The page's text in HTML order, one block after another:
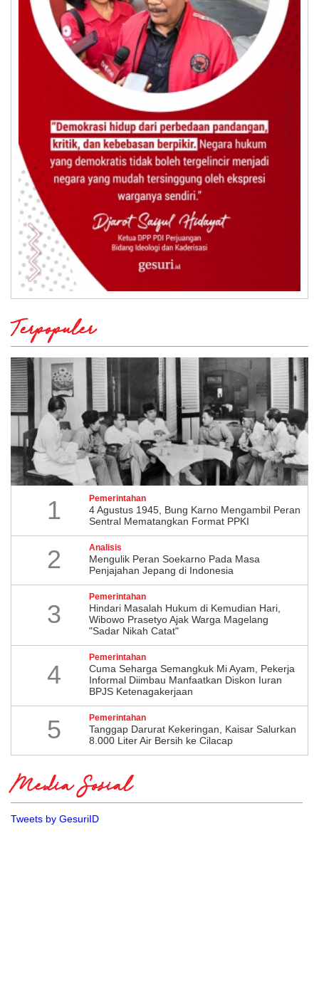
Terpopuler
1 Pemerintahan
4 Agustus 1945, Bung Karno Mengambil Peran
Sentral Mematangkan Format PPKI
2 Analisis
Mengulik Peran Soekarno Pada Masa
Penjajahan Jepang di Indonesia
3
Pemerintahan
Hindari Masalah Hukum di Kemudian Hari,
Wibowo Prasetyo Ajak Warga Magelang
"Sadar Nikah Catat"
4
Pemerintahan
Cuma Seharga Semangkuk Mi Ayam, Pekerja
Informal Diimbau Manfaatkan Diskon Iuran
BPJS Ketenagakerjaan
5 Pemerintahan
Tanggap Darurat Kekeringan, Kaisar Salurkan
8.000 Liter Air Bersih ke Cilacap
Media Sosial
Tweets by GesuriID